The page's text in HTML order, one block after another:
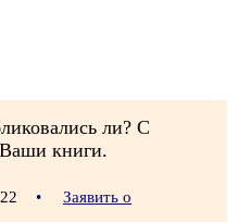
ли? C
книги.
•
Заявить о